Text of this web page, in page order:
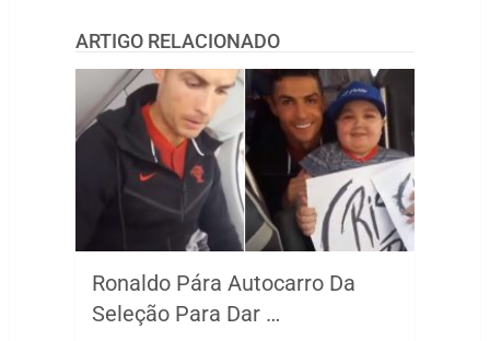
ARTIGO RELACIONADO
Ronaldo Pára Autocarro Da
Seleção Para Dar …